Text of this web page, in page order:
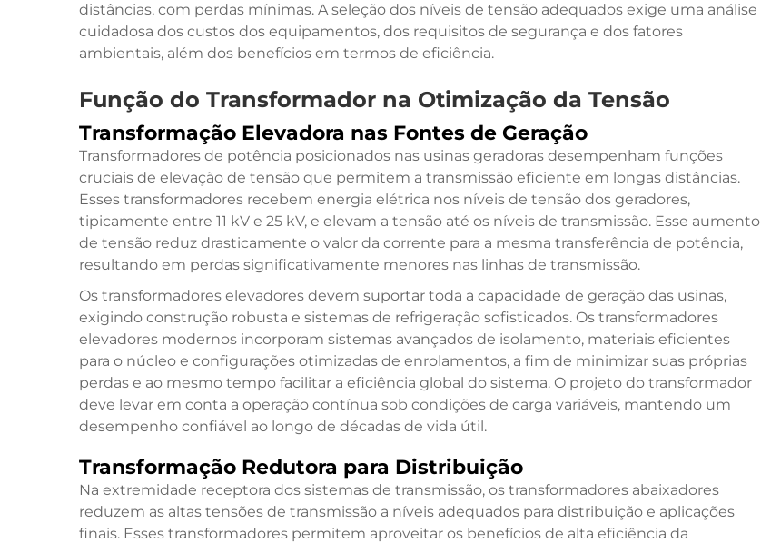
distâncias, com perdas mínimas. A seleção dos níveis de tensão adequados exige uma análise
cuidadosa dos custos dos equipamentos, dos requisitos de segurança e dos fatores
ambientais, além dos benefícios em termos de eficiência.
Função do Transformador na Otimização da Tensão
Transformação Elevadora nas Fontes de Geração
Transformadores de potência posicionados nas usinas geradoras desempenham funções
cruciais de elevação de tensão que permitem a transmissão eficiente em longas distâncias.
Esses transformadores recebem energia elétrica nos níveis de tensão dos geradores,
tipicamente entre 11 kV e 25 kV, e elevam a tensão até os níveis de transmissão. Esse aumento
de tensão reduz drasticamente o valor da corrente para a mesma transferência de potência,
resultando em perdas significativamente menores nas linhas de transmissão.
Os transformadores elevadores devem suportar toda a capacidade de geração das usinas,
exigindo construção robusta e sistemas de refrigeração sofisticados. Os transformadores
elevadores modernos incorporam sistemas avançados de isolamento, materiais eficientes
para o núcleo e configurações otimizadas de enrolamentos, a fim de minimizar suas próprias
perdas e ao mesmo tempo facilitar a eficiência global do sistema. O projeto do transformador
deve levar em conta a operação contínua sob condições de carga variáveis, mantendo um
desempenho confiável ao longo de décadas de vida útil.
Transformação Redutora para Distribuição
Na extremidade receptora dos sistemas de transmissão, os transformadores abaixadores
reduzem as altas tensões de transmissão a níveis adequados para distribuição e aplicações
finais. Esses transformadores permitem aproveitar os benefícios de alta eficiência da